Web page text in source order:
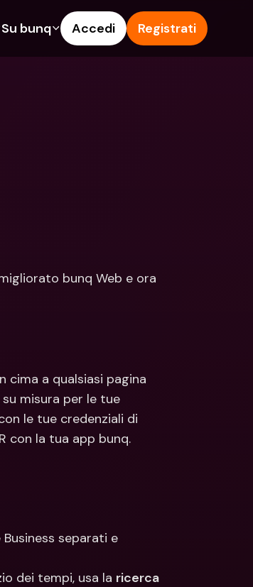
delle spese
Su bunq Accedi Registrati
bunq Web e ora
cima a qualsiasi pagina
misura per le tue
le tue credenziali di
con la tua app bunq.
separati e
dei tempi, usa la ricerca